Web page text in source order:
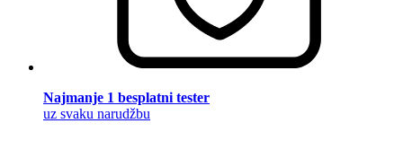
Najmanje 1 besplatni tester
uz svaku narudžbu